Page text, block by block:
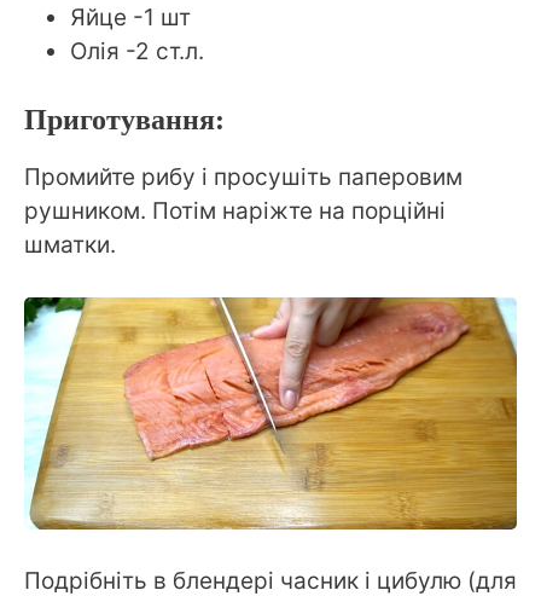
Яйце -1 шт
Олія -2 ст.л.
Приготування:
Промийте рибу і просушіть паперовим
рушником. Потім наріжте на порційні
шматки.
Подрібніть в блендері часник і цибулю (для